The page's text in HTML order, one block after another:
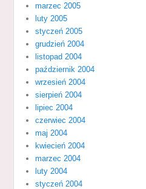
marzec 2005
luty 2005
styczeń 2005
grudzień 2004
listopad 2004
październik 2004
wrzesień 2004
sierpień 2004
lipiec 2004
czerwiec 2004
maj 2004
kwiecień 2004
marzec 2004
luty 2004
styczeń 2004